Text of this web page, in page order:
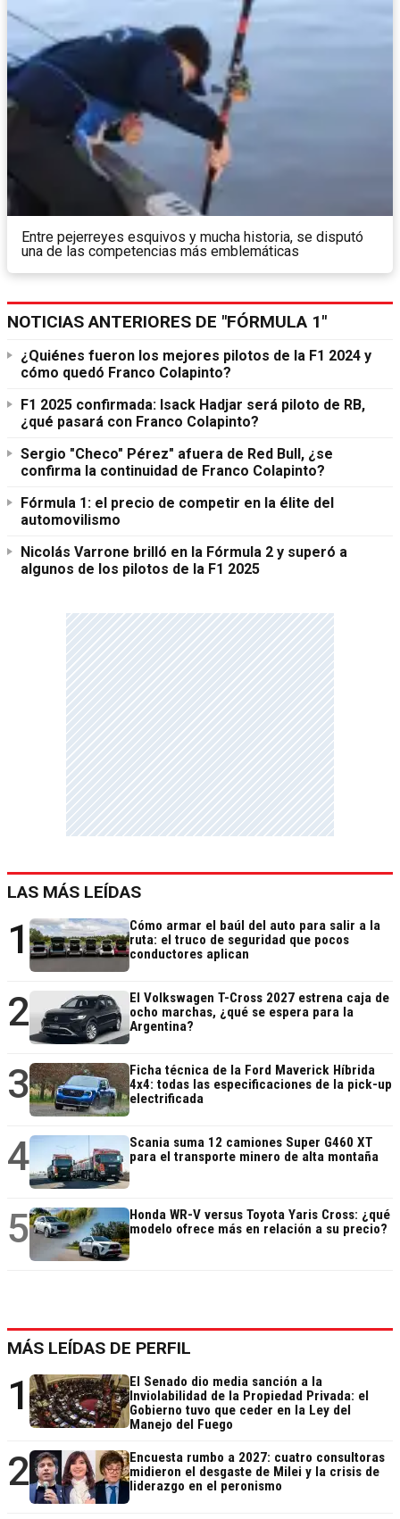
Entre pejerreyes esquivos y mucha historia, se disputó
una de las competencias más emblemáticas
NOTICIAS ANTERIORES DE "FÓRMULA 1"
¿Quiénes fueron los mejores pilotos de la F1 2024 y
cómo quedó Franco Colapinto?
F1 2025 confirmada: Isack Hadjar será piloto de RB,
¿qué pasará con Franco Colapinto?
Sergio "Checo" Pérez" afuera de Red Bull, ¿se
confirma la continuidad de Franco Colapinto?
Fórmula 1: el precio de competir en la élite del
automovilismo
Nicolás Varrone brilló en la Fórmula 2 y superó a
algunos de los pilotos de la F1 2025
LAS MÁS LEÍDAS
1
Cómo armar el baúl del auto para salir a la
ruta: el truco de seguridad que pocos
conductores aplican
2
El Volkswagen T-Cross 2027 estrena caja de
ocho marchas, ¿qué se espera para la
Argentina?
3
Ficha técnica de la Ford Maverick Híbrida
4x4: todas las especificaciones de la pick-up
electrificada
4
Scania suma 12 camiones Super G460 XT
para el transporte minero de alta montaña
5
Honda WR-V versus Toyota Yaris Cross: ¿qué
modelo ofrece más en relación a su precio?
MÁS LEÍDAS DE PERFIL
1
El Senado dio media sanción a la
Inviolabilidad de la Propiedad Privada: el
Gobierno tuvo que ceder en la Ley del
Manejo del Fuego
2
Encuesta rumbo a 2027: cuatro consultoras
midieron el desgaste de Milei y la crisis de
liderazgo en el peronismo